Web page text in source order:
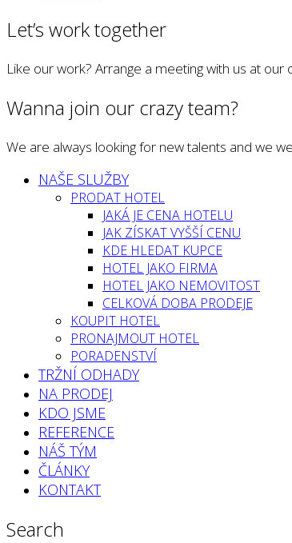
Let’s work together
Like our work? Arrange a meeting with us at
Wanna join our crazy team?
We are always looking for new talents and we
NAŠE SLUŽBY
PRODAT HOTEL
JAKÁ JE CENA HOTELU
JAK ZÍSKAT VYŠŠÍ CENU
KDE HLEDAT KUPCE
HOTEL JAKO FIRMA
HOTEL JAKO NEMOVITOST
CELKOVÁ DOBA PRODEJE
KOUPIT HOTEL
PRONAJMOUT HOTEL
PORADENSTVÍ
TRŽNÍ ODHADY
NA PRODEJ
KDO JSME
REFERENCE
NÁŠ TÝM
ČLÁNKY
KONTAKT
Search